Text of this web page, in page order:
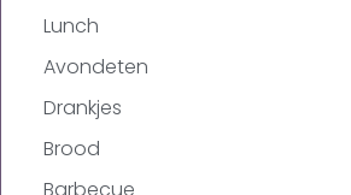
Lunch
Avondeten
Drankjes
Brood
Barbecue